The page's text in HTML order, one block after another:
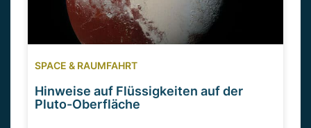
SPACE & RAUMFAHRT
Hinweise auf Flüssigkeiten auf der
Pluto-Oberfläche